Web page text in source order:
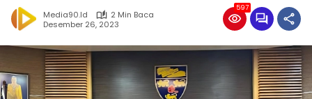
Media90.id
2 Min Baca
Desember 26, 2023
597